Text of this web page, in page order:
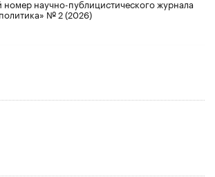
научно-публицистического журнала
№ 2 (2026)